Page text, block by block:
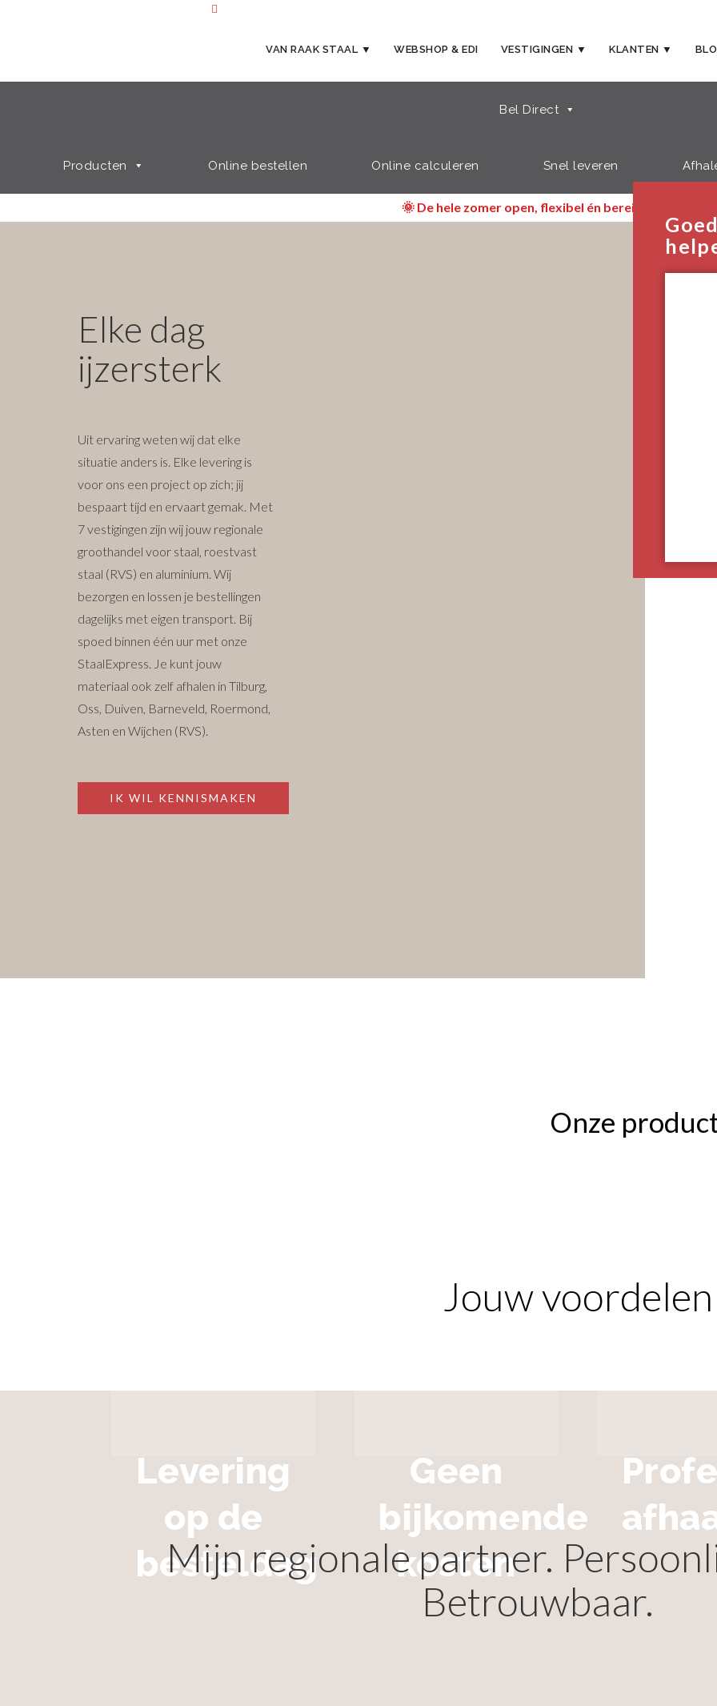
VAN RAAK STAAL ▼ WEBSHOP & EDI VESTIGINGEN ▼ KLANTEN ▼
Bel Direct
Producten Online bestellen Online calculeren Snel leveren
🌞 De hele zomer open, flexibel én bereikbaar!
Elke dag
ijzersterk
Uit ervaring weten wij dat elke
situatie anders is. Elke levering is
voor ons een project op zich; jij
bespaart tijd en ervaart gemak. Met
7 vestigingen zijn wij jouw regionale
groothandel voor staal, roestvast
staal (RVS) en aluminium. Wij
bezorgen en lossen je bestellingen
dagelijks met eigen transport. Bij
spoed binnen één uur met onze
StaalExpress. Je kunt jouw
materiaal ook zelf afhalen in Tilburg,
Oss, Duiven, Barneveld, Roermond,
Asten en Wijchen (RVS).
IK WIL KENNISMAKEN
Onze
Jouw voordelen
Levering
op de
besteldag
Geen
bijkomende
kosten
Mijn regionale partner.
Betrouwbaar.